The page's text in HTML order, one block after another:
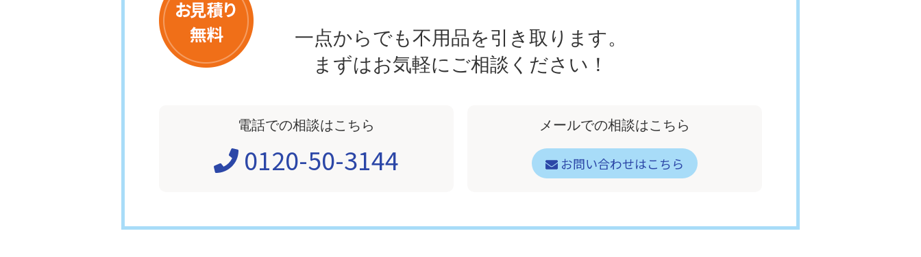
一点からでも不用品を引き取ります。
まずはお気軽にご相談ください！
電話での相談はこちら
0120-50-3144
メールでの相談はこちら
お問い合わせはこちら